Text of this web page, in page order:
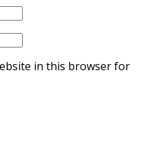
in this browser for